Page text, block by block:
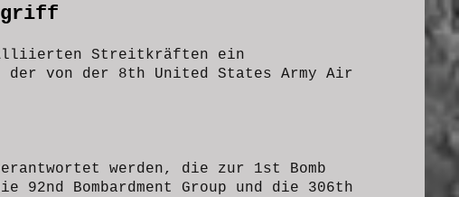
Alliierten Streitkräften ein
der von der 8th United States Army Air
werden, die zur 1st Bomb
Bombardment Group und die 306th